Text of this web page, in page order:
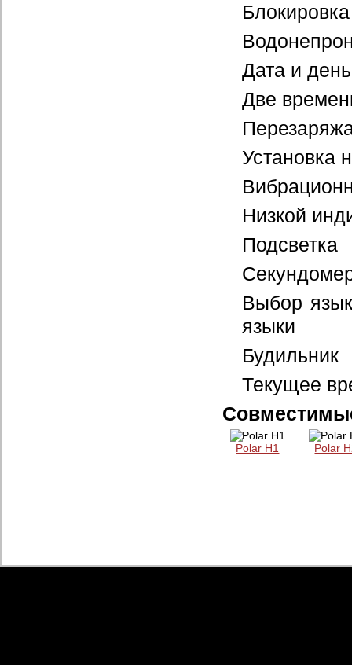
Дата и
Две
Установка
Низкой
Подсветка
Выбор
языки
Будильник
Текущее
Polar H1 Polar